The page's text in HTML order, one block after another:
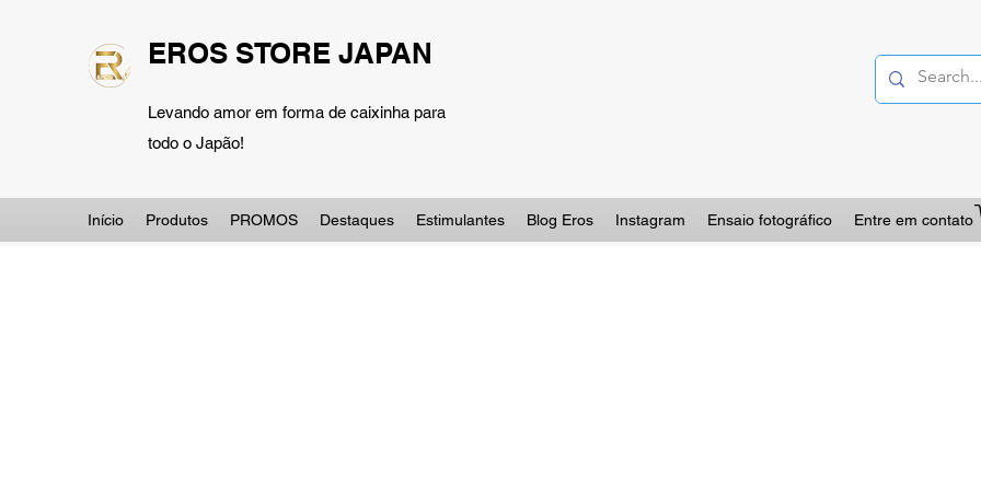
EROS STORE JAPAN
Levando amor em forma de caixinha para
todo o Japão!
Início Produtos PROMOS Destaques Estimulantes Blog Eros Instagram Ensaio fotográfico Entre em contato